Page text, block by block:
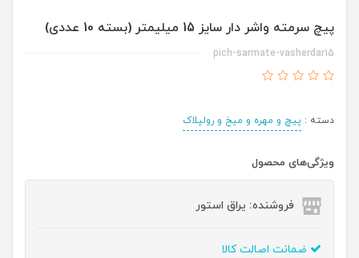
پیچ سرمته واشر دار سایز 15 میلیمتر (بسته 10 عددی)
pich-sarmate-vasherdar15
دسته : پیچ و مهره و میخ و رولپلاک
ویژگی‌های محصول
فروشنده: یراق استور
ضمانت اصالت کالا